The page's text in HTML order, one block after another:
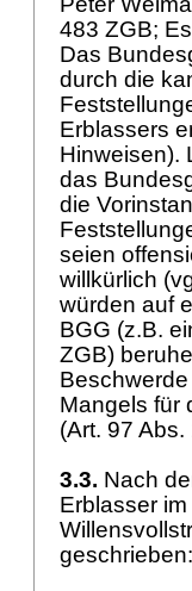
483 ZGB;
Das
durch die
Erblassers
Hinweisen).
das
die
seien
willkürlich
würden auf
BGG (z.B.
ZGB)
Mangels für
(Art. 97 Abs.
3.3. Nach
Erblasser
geschrieben: